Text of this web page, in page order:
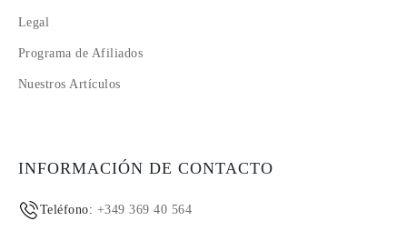
Legal
Programa de Afiliados
Nuestros Artículos
INFORMACIÓN DE CONTACTO
Teléfono: +349 369 40 564